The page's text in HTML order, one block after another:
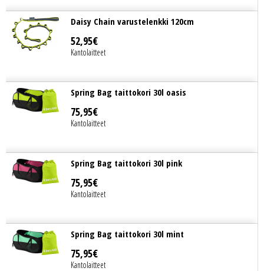
Daisy Chain varustelenkki 120cm
52,95€
Kantolaitteet
Spring Bag taittokori 30l oasis
75,95€
Kantolaitteet
Spring Bag taittokori 30l pink
75,95€
Kantolaitteet
Spring Bag taittokori 30l mint
75,95€
Kantolaitteet